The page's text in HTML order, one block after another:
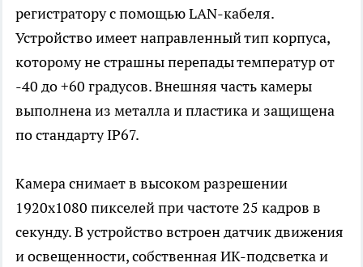
регистратору с помощью LAN-кабеля.
Устройство имеет направленный тип корпуса,
которому не страшны перепады температур от
-40 до +60 градусов. Внешняя часть камеры
выполнена из металла и пластика и защищена
по стандарту IP67.
Камера снимает в высоком разрешении
1920х1080 пикселей при частоте 25 кадров в
секунду. В устройство встроен датчик движения
и освещенности, собственная ИК-подсветка и